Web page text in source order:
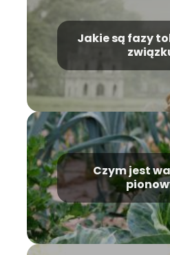
Jakie są fazy
Czym jest